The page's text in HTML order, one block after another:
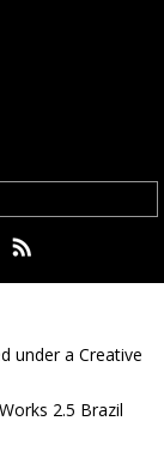
under a Creative
2.5 Brazil